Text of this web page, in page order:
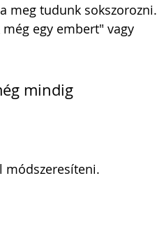
meg tudunk sokszorozni.
egy embert" vagy
mindig
módszeresíteni.